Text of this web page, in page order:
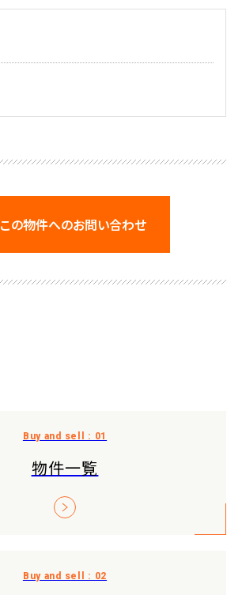
この物件へのお問い合わせ
物件一覧